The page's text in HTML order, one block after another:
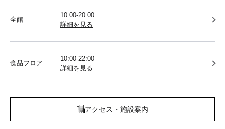
全館
10:00-20:00
詳細を見る
食品フロア
10:00-22:00
詳細を見る
アクセス・施設案内